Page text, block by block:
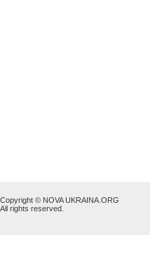
Copyright © NOVA UKRAINA.ORG
All rights reserved.